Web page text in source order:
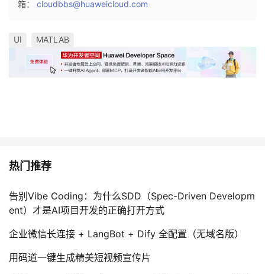
箱： cloudbbs@huaweicloud.com
UI MATLAB
热门推荐
告别Vibe Coding：为什么SDD（Spec-Driven Developm
ent）才是AI项目开发的正确打开方式
企业微信长连接 + LangBot + Dify 全配置（无域名版）
用码道一键生成精美短视频宣传片